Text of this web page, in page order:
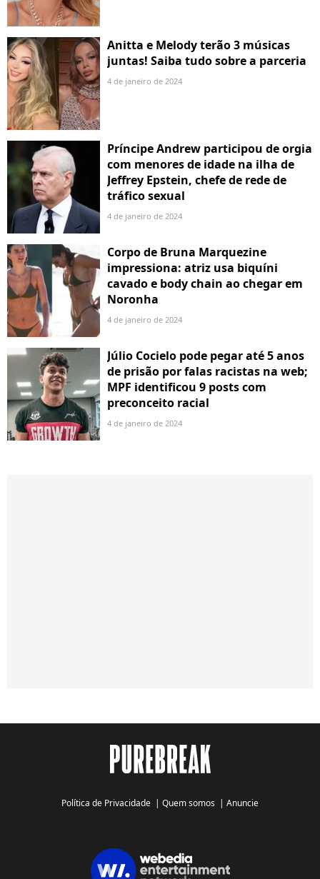
Anitta e Melody terão 3 músicas
juntas! Saiba tudo sobre a parceria
4 de janeiro de 2024
Príncipe Andrew participou de orgia
com menores de idade na ilha de
Jeffrey Epstein, chefe de rede de
tráfico sexual
4 de janeiro de 2024
Corpo de Bruna Marquezine
impressiona: atriz usa biquíni
cavado e body chain ao chegar em
Noronha
4 de janeiro de 2024
Júlio Cocielo pode pegar até 5 anos
de prisão por falas racistas na web;
MPF identificou 9 posts com
preconceito racial
4 de janeiro de 2024
Política de Privacidade | Quem somos | Anuncie